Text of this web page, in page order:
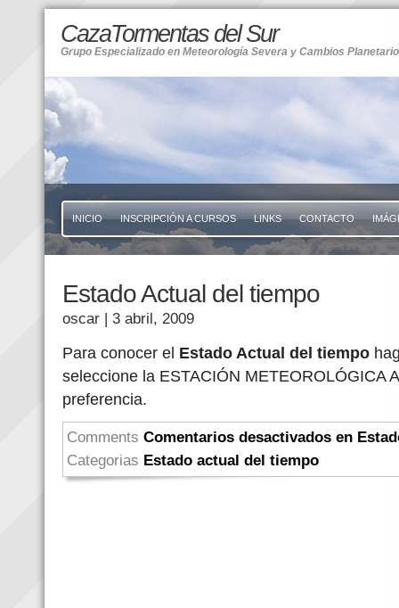
CazaTormentas del Sur
Grupo Especializado en Meteorología Severa y Cambios
INICIO INSCRIPCIÓN A CURSOS LINKS CONTACTO
Estado Actual del tiempo
oscar | 3 abril, 2009
Para conocer el Estado Actual del tiempo
seleccione la ESTACIÓN METEOROLÓGICA
preferencia.
Comments Comentarios desactivados en
Categorias Estado actual del tiempo